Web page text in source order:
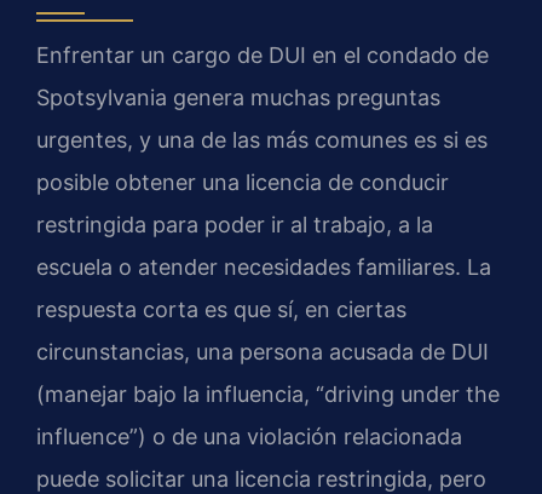
Enfrentar un cargo de DUI en el condado de
Spotsylvania genera muchas preguntas
urgentes, y una de las más comunes es si es
posible obtener una licencia de conducir
restringida para poder ir al trabajo, a la
escuela o atender necesidades familiares. La
respuesta corta es que sí, en ciertas
circunstancias, una persona acusada de DUI
(manejar bajo la influencia, “driving under the
influence”) o de una violación relacionada
puede solicitar una licencia restringida, pero